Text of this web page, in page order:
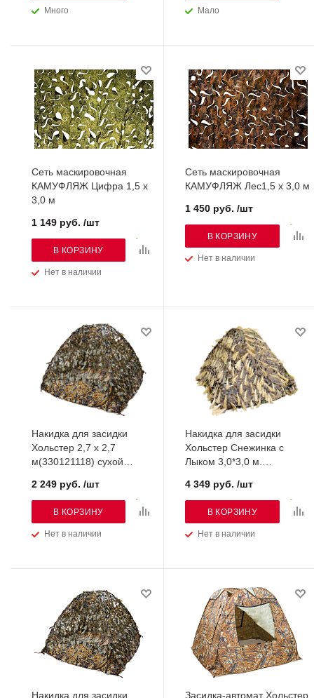
Много Мало
Сеть маскировочная
КАМУФЛЯЖ Цифра 1,5 х
3,0 м
Нет в наличии
1 149 руб. /шт
В КОРЗИНУ
Сеть маскировочная
КАМУФЛЯЖ Лес1,5 х 3,0 м
Нет в наличии
1 450 руб. /шт
В КОРЗИНУ
Накидка для засидки
Хольстер 2,7 х 2,7
м(330121118) сухой
Нет в наличии
2 249 руб. /шт
В КОРЗИНУ
Накидка для засидки
Хольстер Снежинка с
Лыком 3,0*3,0 м.
Нет в наличии
4 349 руб. /шт
В КОРЗИНУ
Накидка для засидки
Засидка-автомат Хольстер